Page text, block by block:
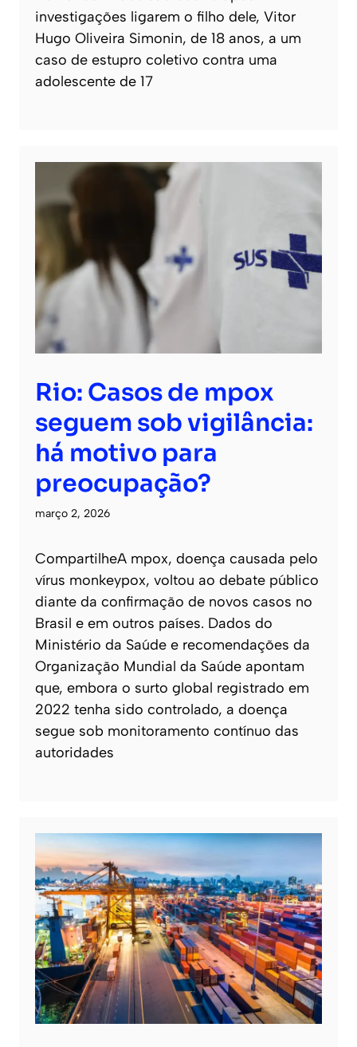
investigações ligarem o filho dele, Vitor
Hugo Oliveira Simonin, de 18 anos, a um
caso de estupro coletivo contra uma
adolescente de 17
Rio: Casos de mpox
seguem sob vigilância:
há motivo para
preocupação?
março 2, 2026
CompartilheA mpox, doença causada pelo
vírus monkeypox, voltou ao debate público
diante da confirmação de novos casos no
Brasil e em outros países. Dados do
Ministério da Saúde e recomendações da
Organização Mundial da Saúde apontam
que, embora o surto global registrado em
2022 tenha sido controlado, a doença
segue sob monitoramento contínuo das
autoridades